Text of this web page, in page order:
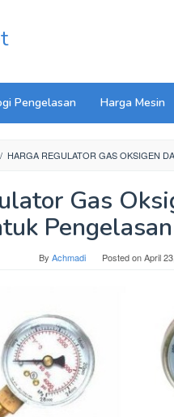
Pengelasan Harga Mesin
/ HARGA REGULATOR GAS OKSIGEN
Gas
By Achmadi Posted onApril